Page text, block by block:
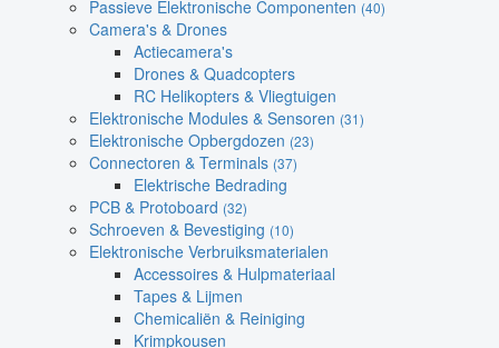
Passieve Elektronische Componenten (40)
Camera's & Drones
Actiecamera's
Drones & Quadcopters
RC Helikopters & Vliegtuigen
Elektronische Modules & Sensoren (31)
Elektronische Opbergdozen (23)
Connectoren & Terminals (37)
Elektrische Bedrading
PCB & Protoboard (32)
Schroeven & Bevestiging (10)
Elektronische Verbruiksmaterialen
Accessoires & Hulpmateriaal
Tapes & Lijmen
Chemicaliën & Reiniging
Krimpkousen